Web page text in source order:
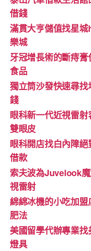
借錢
滿貫大亨儲值找星
樂城
牙冠增長術的斷痔
食品
獨立筒沙發快速尋
錢
眼科新一代近視雷
雙眼皮
眼科開店找白內障
借款
索夫波為Juvelook
視雷射
綿綿冰機的小吃加
肥法
美國留學代辦專業
燈具